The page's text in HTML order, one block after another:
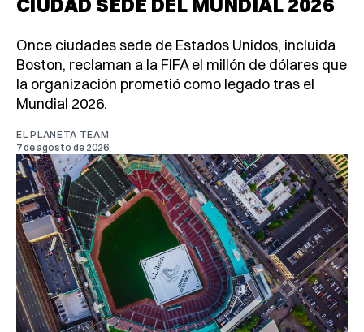
Once ciudades sede de Estados Unidos, incluida
Boston, reclaman a la FIFA el millón de dólares que
la organización prometió como legado tras el
Mundial 2026.
EL PLANETA TEAM
7 de agosto de 2026